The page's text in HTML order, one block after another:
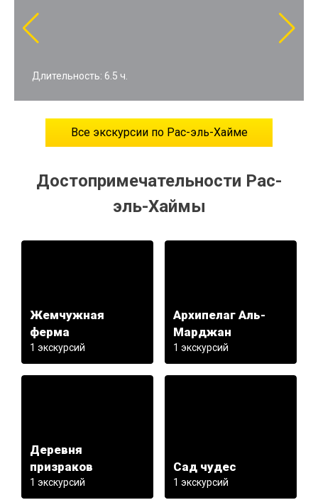
Все экскурсии по Рас-эль-Хайме
Достопримечательности Рас-
эль-Хаймы
Жемчужная
ферма
1 экскурсий
Архипелаг Аль-
Марджан
1 экскурсий
Деревня
призраков
1 экскурсий
Сад чудес
1 экскурсий